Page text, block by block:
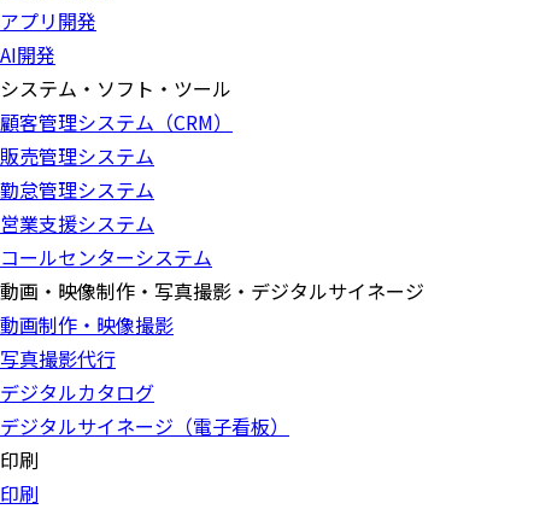
アプリ開発
AI開発
システム・ソフト・ツール
顧客管理システム（CRM）
販売管理システム
勤怠管理システム
営業支援システム
コールセンターシステム
動画・映像制作・写真撮影・デジタルサイネージ
動画制作・映像撮影
写真撮影代行
デジタルカタログ
デジタルサイネージ（電子看板）
印刷
印刷